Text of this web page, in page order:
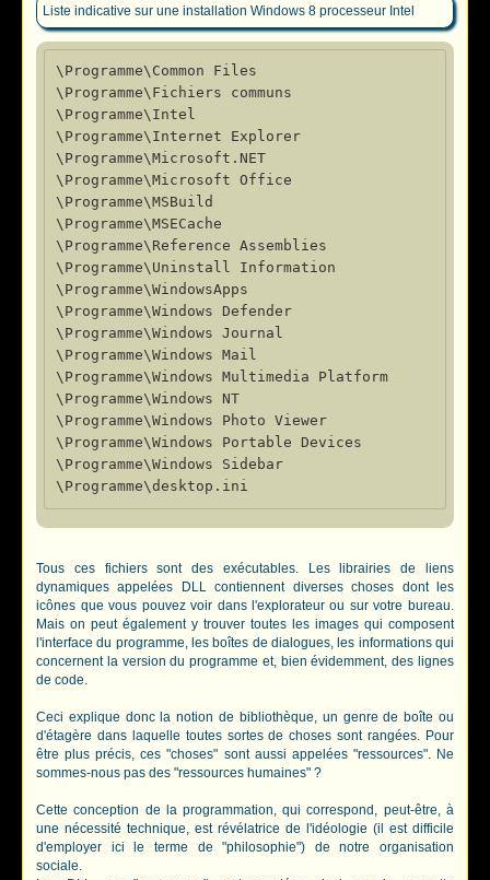
Liste indicative sur une installation Windows 8 processeur Intel
\Programme\Common Files
\Programme\Fichiers communs
\Programme\Intel
\Programme\Internet Explorer
\Programme\Microsoft.NET
\Programme\Microsoft Office
\Programme\MSBuild
\Programme\MSECache
\Programme\Reference Assemblies
\Programme\Uninstall Information
\Programme\WindowsApps
\Programme\Windows Defender
\Programme\Windows Journal
\Programme\Windows Mail
\Programme\Windows Multimedia Platform
\Programme\Windows NT
\Programme\Windows Photo Viewer
\Programme\Windows Portable Devices
\Programme\Windows Sidebar
Tous ces fichiers sont des exécutables. Les librairies de liens
dynamiques appelées DLL contiennent diverses choses dont les
icônes que vous pouvez voir dans l'explorateur ou sur votre bureau.
Mais on peut également y trouver toutes les images qui composent
l'interface du programme, les boîtes de dialogues, les informations qui
concernent la version du programme et, bien évidemment, des lignes
de code.
Ceci explique donc la notion de bibliothèque, un genre de boîte ou
d'étagère dans laquelle toutes sortes de choses sont rangées. Pour
être plus précis, ces "choses" sont aussi appelées "ressources". Ne
sommes-nous pas des "ressources humaines" ?
Cette conception de la programmation, qui correspond, peut-être, à
une nécessité technique, est révélatrice de l'idéologie (il est difficile
d'employer ici le terme de "philosophie") de notre organisation
sociale.